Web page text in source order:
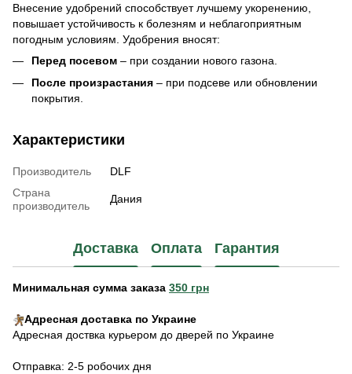
Внесение удобрений способствует лучшему укоренению,
повышает устойчивость к болезням и неблагоприятным
погодным условиям. Удобрения вносят:
Перед посевом – при создании нового газона.
После произрастания – при подсеве или обновлении
покрытия.
Характеристики
Производитель
DLF
Страна
производитель
Дания
Доставка Оплата Гарантия
Минимальная сумма заказа 350 грн
Адресная доставка по Украине
Адресная доствка курьером до дверей по Украине
Отправка: 2-5 робочих дня